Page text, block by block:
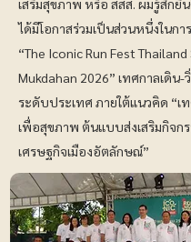
เสริมสุขภาพ หรือ สสส. ผมรู้สึกยิ
ได้มีโอกาสร่วมเป็นส่วนหนึ่งในก
“The Iconic Run Fest Thailand
Mukdahan 2026” เทศกาลเดิน-
ระดับประเทศ ภายใต้แนวคิด “เ
เพื่อสุขภาพ ต้นแบบส่งเสริมกิจก
เศรษฐกิจเมืองอัตลักษณ์”